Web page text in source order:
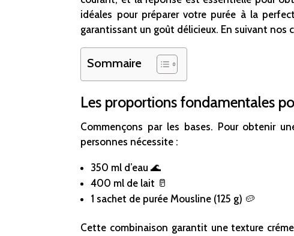
idéales pour préparer votre purée à la
garantissant un goût délicieux. En suivant nos
Sommaire
Les proportions fondamentales
Commençons par les bases. Pour obtenir
personnes nécessite :
350 ml d’eau 🌊
400 ml de lait 🥛
1 sachet de purée Mousline (125 g) 🥔
Cette combinaison garantit une texture